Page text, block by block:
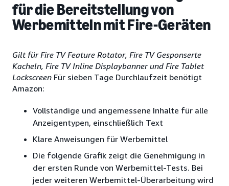
für die Bereitstellung von
Werbemitteln mit Fire-Geräten
Gilt für Fire TV Feature Rotator, Fire TV Gesponserte
Kacheln, Fire TV Inline Displaybanner und Fire Tablet
Lockscreen Für sieben Tage Durchlaufzeit benötigt
Amazon:
Vollständige und angemessene Inhalte für alle
Anzeigentypen, einschließlich Text
Klare Anweisungen für Werbemittel
Die folgende Grafik zeigt die Genehmigung in
der ersten Runde von Werbemittel-Tests. Bei
jeder weiteren Werbemittel-Überarbeitung wird